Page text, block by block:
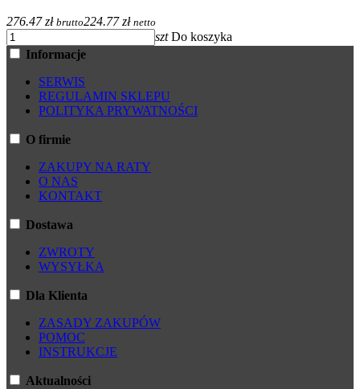
276.47 zł brutto224.77 zł netto
szt Do koszyka
Informacje
SERWIS
REGULAMIN SKLEPU
POLITYKA PRYWATNOŚCI
O firmie
ZAKUPY NA RATY
O NAS
KONTAKT
Dostawa
ZWROTY
WYSYŁKA
Dla Klienta
ZASADY ZAKUPÓW
POMOC
INSTRUKCJE
Aktualności